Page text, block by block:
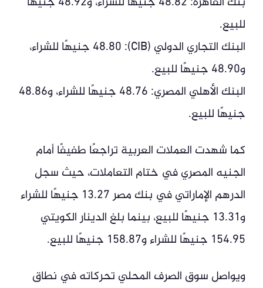
للبيع.
البنك التجاري الدولي (CIB): 48.80 جنيهًا للشراء،
و48.90 جنيهًا للبيع.
البنك الأهلي المصري: 48.76 جنيهًا للشراء، و48.86
جنيهًا للبيع.
كما شهدت العملات العربية تراجعًا طفيفًا أمام
الجنيه المصري في ختام التعاملات، حيث سجل
الدرهم الإماراتي في بنك مصر 13.27 جنيهًا للشراء
و13.31 جنيهًا للبيع، بينما بلغ الدينار الكويتي
154.95 جنيهًا للشراء و158.87 جنيهًا للبيع.
ويواصل سوق الصرف المحلي تحركاته في نطاق